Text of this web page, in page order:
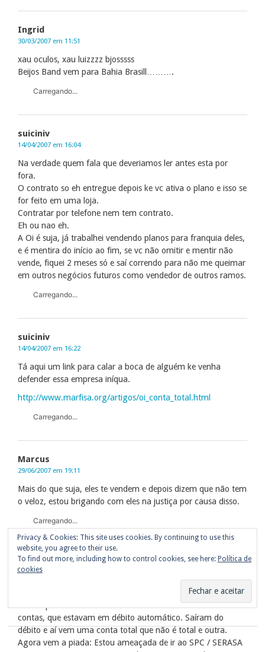
Ingrid
30/03/2007 em 11:51
xau oculos, xau luizzzz bjosssss
Beijos Band vem para Bahia Brasill……….
Carregando...
suiciniv
14/04/2007 em 16:04
Na verdade quem fala que deveriamos ler antes esta por
fora.
O contrato so eh entregue depois ke vc ativa o plano e isso se
for feito em uma loja.
Contratar por telefone nem tem contrato.
Eh ou nao eh.
A Oi é suja, já trabalhei vendendo planos para franquia deles,
e é mentira do início ao fim, se vc não omitir e mentir não
vende, fiquei 2 meses só e saí correndo para não me queimar
em outros negócios futuros como vendedor de outros ramos.
Carregando...
suiciniv
14/04/2007 em 16:22
Tá aqui um link para calar a boca de alguém ke venha
defender essa empresa iníqua.
http://www.marfisa.org/artigos/oi_conta_total.html
Carregando...
Marcus
29/06/2007 em 19:11
Mais do que suja, eles te vendem e depois dizem que não tem
o veloz, estou brigando com eles na justiça por causa disso.
Carregando...
Flavia
15/08/2007 em 17:16
Li tanta coisa que até perdi o rumo!!! Entrei aqui porque me
identifiquei com o PRIMEIRO comentário! Recebo duas
contas, que estavam em débito automático. Saíram do
débito e aí vem uma conta total que não é total e outra.
Agora vem a piada: Estou ameaçada de ir ao SPC / SERASA
Privacy & Cookies: This site uses cookies. By continuing to use this
website, you agree to their use.
To find out more, including how to control cookies, see here: Política de
cookies